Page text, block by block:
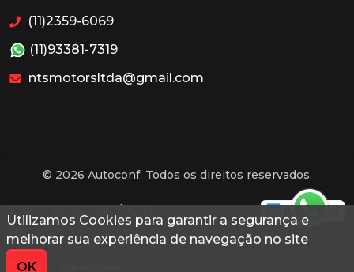
Utilizamos Cookies para garantir a segurança e
melhorar sua experiência de navegação no site
OK
(11)2359-6069
(11)93381-7319
ntsmotorsltda@gmail.com
© 2026 Autoconf. Todos os direitos reservados.
Termos